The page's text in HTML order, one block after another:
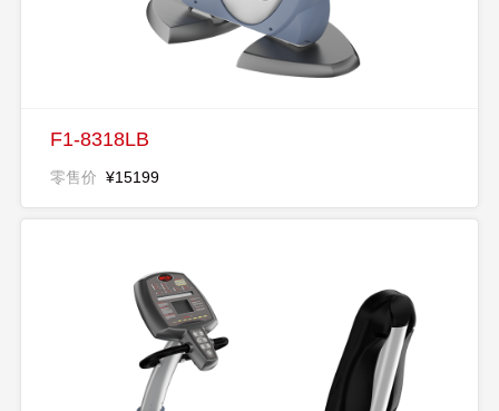
F1-8318LB
零售价 ¥15199